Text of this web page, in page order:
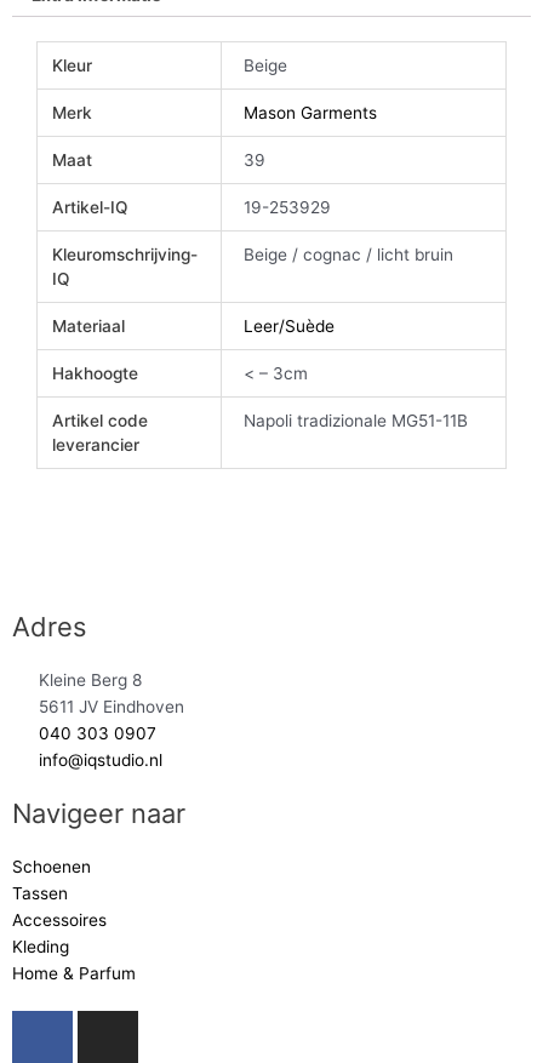
Kleur Beige
Merk Mason Garments
Maat 39
Artikel-IQ 19-253929
Kleuromschrijving-
IQ
Beige / cognac / licht bruin
Materiaal Leer/Suède
Hakhoogte < – 3cm
Artikel code
leverancier
Napoli tradizionale MG51-11B
Adres
Kleine Berg 8
5611 JV Eindhoven
040 303 0907
info@iqstudio.nl
Navigeer naar
Schoenen
Tassen
Accessoires
Kleding
Home & Parfum